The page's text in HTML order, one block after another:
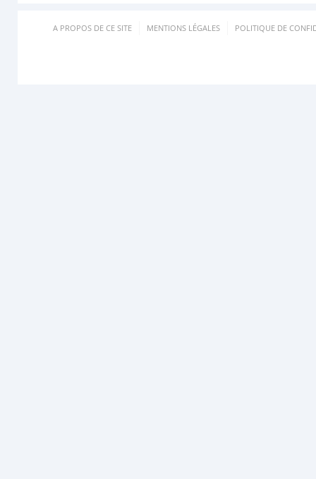
A PROPOS DE CE SITE MENTIONS LÉGALES POLITIQUE DE